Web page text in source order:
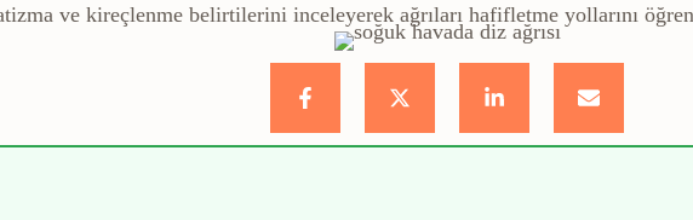
ve kireçlenme belirtilerini inceleyerek ağrıları hafifletme yollarını